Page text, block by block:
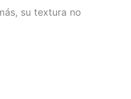
su textura no